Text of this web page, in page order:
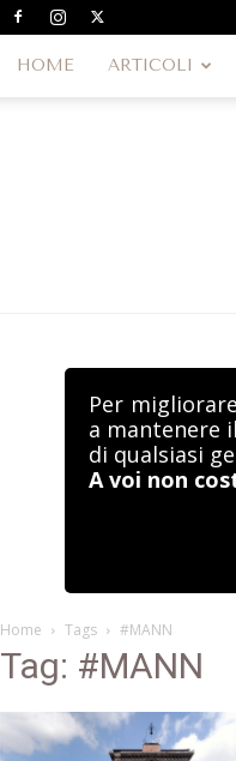
HOME ARTICOLI
Per
a mantenere
di qualsiasi
A voi non
Home Tags #MANN
Tag: #MANN